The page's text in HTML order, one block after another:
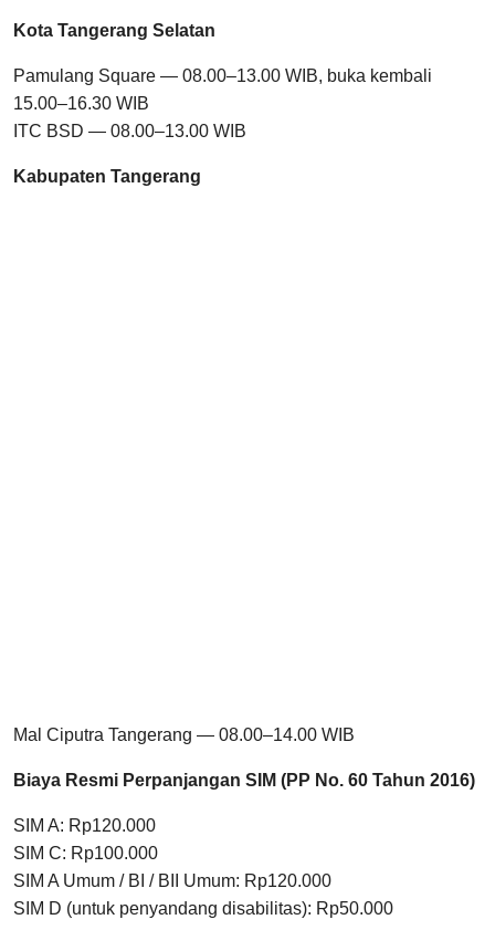
Kota Tangerang Selatan
Pamulang Square — 08.00–13.00 WIB, buka kembali
15.00–16.30 WIB
ITC BSD — 08.00–13.00 WIB
Kabupaten Tangerang
Mal Ciputra Tangerang — 08.00–14.00 WIB
Biaya Resmi Perpanjangan SIM (PP No. 60 Tahun 2016)
SIM A: Rp120.000
SIM C: Rp100.000
SIM A Umum / BI / BII Umum: Rp120.000
SIM D (untuk penyandang disabilitas): Rp50.000